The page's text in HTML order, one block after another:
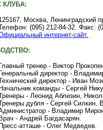
КЛУБА:
Москва, Ленинградский
(095) 212-84-32. Факс:
интернет-сайт.
Главный тренер - Виктор
Генеральный директор -
директор - Иван
Начальник команды - Сергей
- Леонид Аблизин,
дубля - Сергей Силкин,
- Владимир
Врач - Андрей Багдасарян.
Пресс-атташе - Олег Медведев.